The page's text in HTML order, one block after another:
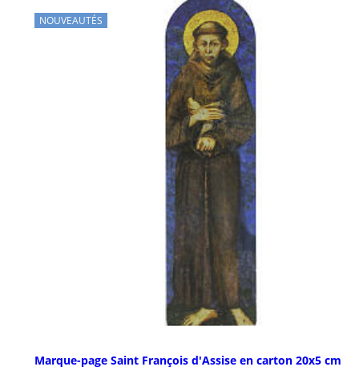
NOUVEAUTÉS
Marque-page Saint François d'Assise en carton 20x5 cm